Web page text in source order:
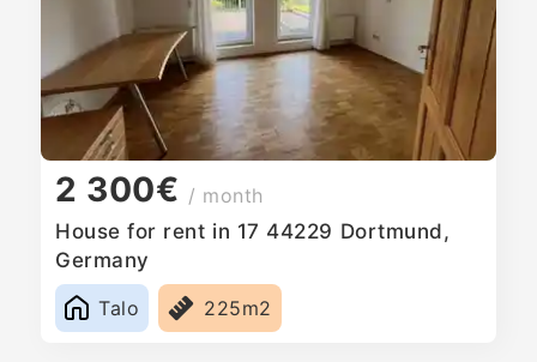
2 300€ / month
House for rent in 17 44229 Dortmund,
Germany
Talo
225m2